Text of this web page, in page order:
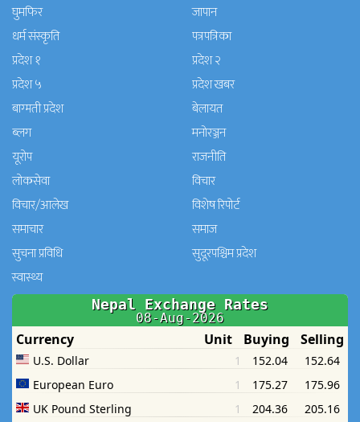
घुमफिर
जापान
धर्म संस्कृति
पत्रपत्रिका
प्रदेश १
प्रदेश २
प्रदेश ५
प्रदेश खबर
बाग्मती प्रदेश
बेलायत
ब्लग
मनाेरञ्जन
यूरोप
राजनीति
लोकसेवा
विचार
विचार/आलेख
विशेष रिपोर्ट
समाचार
समाज
सुचना प्रविधि
सुदूरपश्चिम प्रदेश
स्वास्थ्य